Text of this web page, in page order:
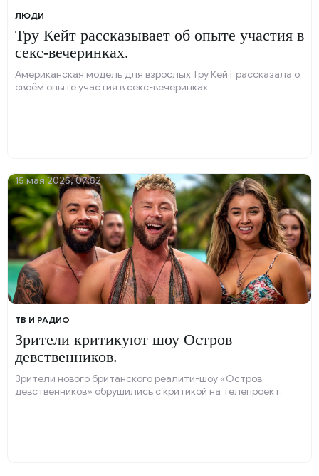
ЛЮДИ
Тру Кейт рассказывает об опыте участия в
секс-вечеринках.
Американская модель для взрослых Тру Кейт рассказала о
своём опыте участия в секс-вечеринках.
ТВ И РАДИО
Зрители критикуют шоу Остров
девственников.
Зрители нового британского реалити-шоу «Остров
девственников» обрушились с критикой на телепроект.
15 мая 2025, 07:52